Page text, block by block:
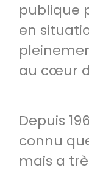
publique
en
au cœur
Depuis
connu
mais a